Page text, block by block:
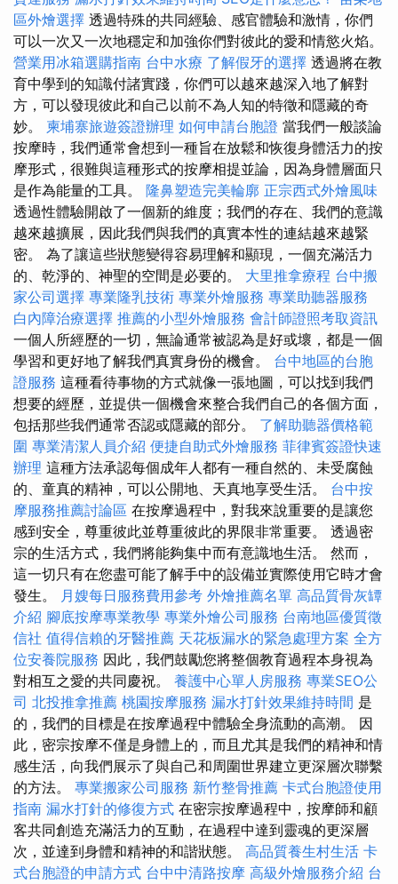
區外燴選擇 透過特殊的共同經驗、感官體驗和激情，你們
可以一次又一次地穩定和加強你們對彼此的愛和情慾火焰。
營業用冰箱選購指南 台中水療 了解假牙的選擇 透過將在教
育中學到的知識付諸實踐，你們可以越來越深入地了解對
方，可以發現彼此和自己以前不為人知的特徵和隱藏的奇
妙。 柬埔寨旅遊簽證辦理 如何申請台胞證 當我們一般談論
按摩時，我們通常會想到一種旨在放鬆和恢復身體活力的按
摩形式，很難與這種形式的按摩相提並論，因為身體層面只
是作為能量的工具。 隆鼻塑造完美輪廓 正宗西式外燴風味
透過性體驗開啟了一個新的維度；我們的存在、我們的意識
越來越擴展，因此我們與我們的真實本性的連結越來越緊
密。 為了讓這些狀態變得容易理解和顯現，一個充滿活力
的、乾淨的、神聖的空間是必要的。 大里推拿療程 台中搬
家公司選擇 專業隆乳技術 專業外燴服務 專業助聽器服務
白內障治療選擇 推薦的小型外燴服務 會計師證照考取資訊
一個人所經歷的一切，無論通常被認為是好或壞，都是一個
學習和更好地了解我們真實身份的機會。 台中地區的台胞
證服務 這種看待事物的方式就像一張地圖，可以找到我們
想要的經歷，並提供一個機會來整合我們自己的各個方面，
包括那些我們通常否認或隱藏的部分。 了解助聽器價格範
圍 專業清潔人員介紹 便捷自助式外燴服務 菲律賓簽證快速
辦理 這種方法承認每個成年人都有一種自然的、未受腐蝕
的、童真的精神，可以公開地、天真地享受生活。 台中按
摩服務推薦討論區 在按摩過程中，對我來說重要的是讓您
感到安全，尊重彼此並尊重彼此的界限非常重要。 透過密
宗的生活方式，我們將能夠集中而有意識地生活。 然而，
這一切只有在您盡可能了解手中的設備並實際使用它時才會
發生。 月嫂每日服務費用參考 外燴推薦名單 高品質骨灰罈
介紹 腳底按摩專業教學 專業外燴公司服務 台南地區優質徵
信社 值得信賴的牙醫推薦 天花板漏水的緊急處理方案 全方
位安養院服務 因此，我們鼓勵您將整個教育過程本身視為
對相互之愛的共同慶祝。 養護中心單人房服務 專業SEO公
司 北投推拿推薦 桃園按摩服務 漏水打針效果維持時間 是
的，我們的目標是在按摩過程中體驗全身流動的高潮。 因
此，密宗按摩不僅是身體上的，而且尤其是我們的精神和情
感生活，向我們展示了與自己和周圍世界建立更深層次聯繫
的方法。 專業搬家公司服務 新竹整骨推薦 卡式台胞證使用
指南 漏水打針的修復方式 在密宗按摩過程中，按摩師和顧
客共同創造充滿活力的互動，在過程中達到靈魂的更深層
次，並達到身體和精神的和諧狀態。 高品質養生村生活 卡
式台胞證的申請方式 台中中清路按摩 高級外燴服務介紹 台